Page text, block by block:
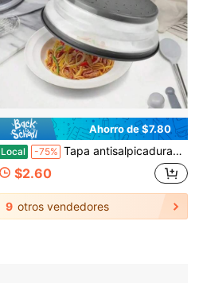
Ahorro de $7.80
Local -75% Tapa antisalpicaduras de silicona para microondas, tapa para alimentos y frutas en el microondas, tapa para platos en el microondas, tapa de cocina, artículos esenciales de cocina, apto para lavavajillas
$2.60
9 otros vendedores